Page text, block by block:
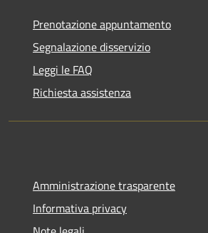
Prenotazione appuntamento
Segnalazione disservizio
Leggi le FAQ
Richiesta assistenza
Amministrazione trasparente
Informativa privacy